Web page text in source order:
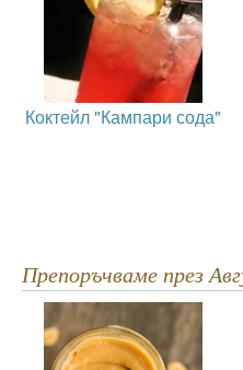
Коктейл "Кампари сода"
Препоръчваме през